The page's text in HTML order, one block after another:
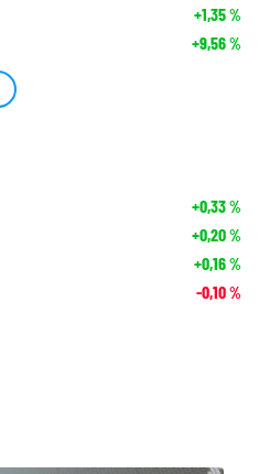
+1,35%
+9,56%
+0,33%
+0,20%
+0,16%
-0,10%